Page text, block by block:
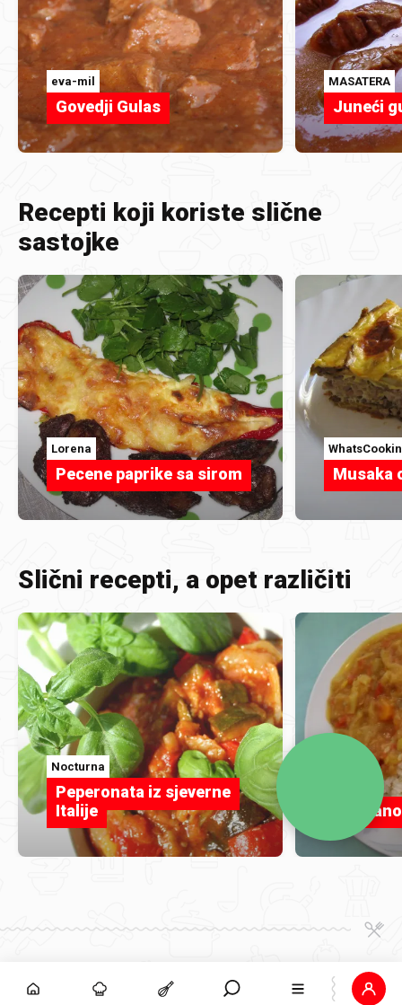
eva-mil
Govedji Gulas
MASATERA
Juneći
Recepti koji koriste slične
sastojke
Lorena
Pecene paprike sa sirom Musaka
Slični recepti, a opet različiti
Nocturna
Peperonata iz sjeverne
Italije